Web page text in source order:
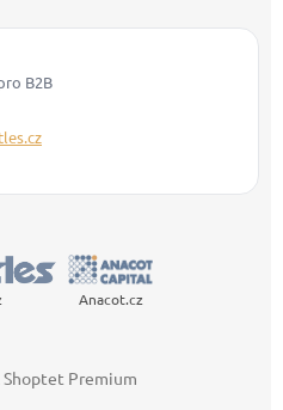
B2B
Anacot.cz
Premium